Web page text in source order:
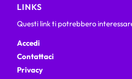
LINKS
Questi link ti potrebbero
Accedi
Contattaci
Privacy